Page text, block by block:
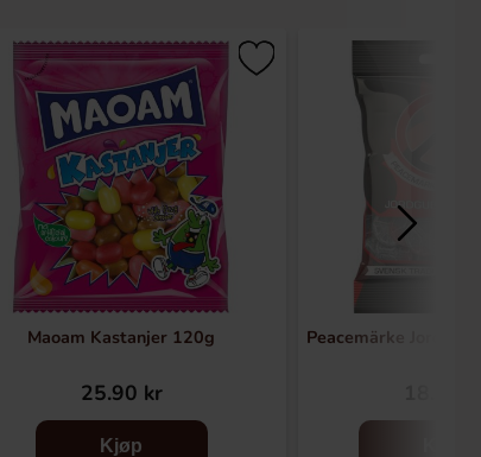
Maoam Kastanjer 120g
25.90 kr
Kjøp
Peacemärke